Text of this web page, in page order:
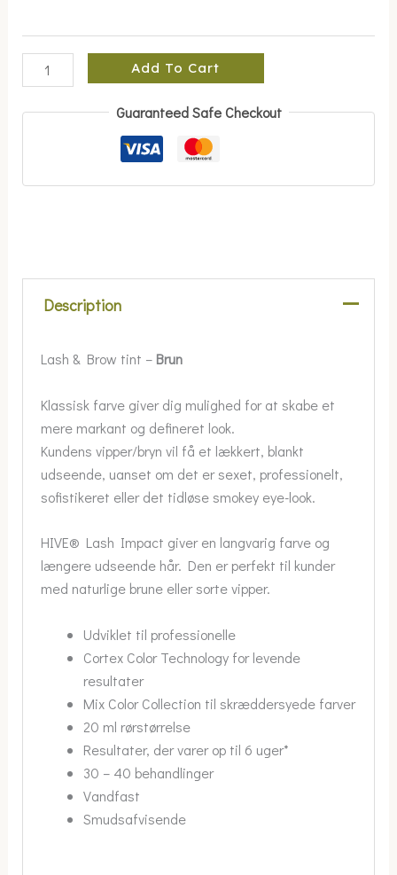
Add To Cart
Guaranteed Safe Checkout
Description
Lash & Brow tint – Brun
Klassisk farve giver dig mulighed for at skabe et
mere markant og defineret look.
Kundens vipper/bryn vil få et lækkert, blankt
udseende, uanset om det er sexet, professionelt,
sofistikeret eller det tidløse smokey eye-look.
HIVE® Lash Impact giver en langvarig farve og
længere udseende hår. Den er perfekt til kunder
med naturlige brune eller sorte vipper.
Udviklet til professionelle
Cortex Color Technology for levende
resultater
Mix Color Collection til skræddersyede farver
20 ml rørstørrelse
Resultater, der varer op til 6 uger*
30 – 40 behandlinger
Vandfast
Smudsafvisende